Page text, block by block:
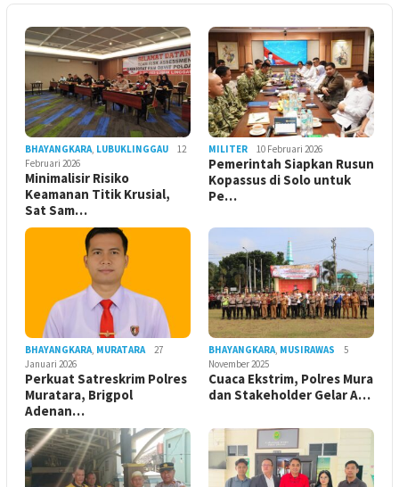
BHAYANGKARA, LUBUKLINGGAU
12
Februari 2026
Minimalisir Risiko
Keamanan Titik Krusial,
Sat Sam…
MILITER 10 Februari 2026
Pemerintah Siapkan Rusun
Kopassus di Solo untuk
Pe…
BHAYANGKARA, MURATARA
27
Januari 2026
Perkuat Satreskrim Polres
Muratara, Brigpol
Adenan…
BHAYANGKARA, MUSIRAWAS
5
November 2025
Cuaca Ekstrim, Polres Mura
dan Stakeholder Gelar A…